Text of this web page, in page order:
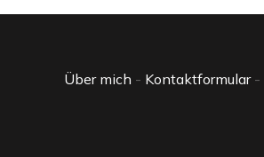
Über mich - Kontaktformular-